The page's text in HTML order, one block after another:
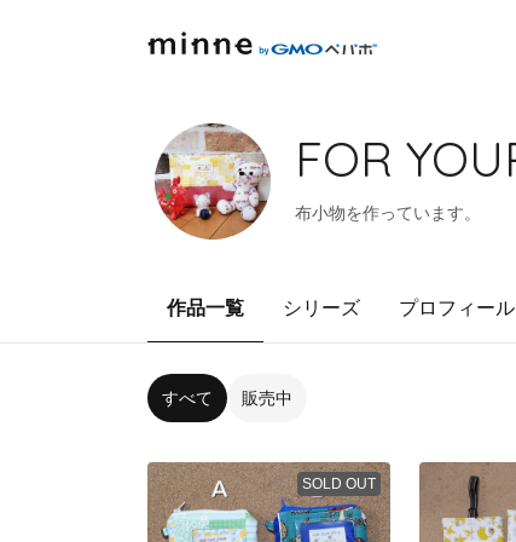
FOR
布小物を作っています。
作品一覧 シリーズ プロフィール
すべて 販売中
SOLD OUT